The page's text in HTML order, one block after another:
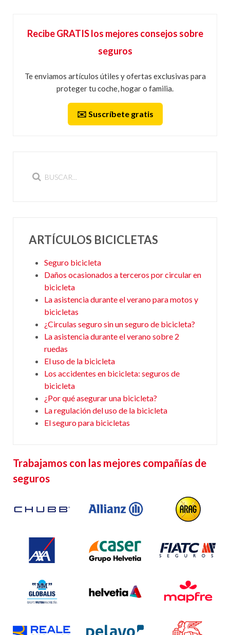
Recibe GRATIS los mejores consejos sobre
seguros
Te enviamos artículos útiles y ofertas exclusivas para
proteger tu coche, hogar o familia.
✉️ Suscríbete gratis
ARTÍCULOS BICICLETAS
Seguro bicicleta
Daños ocasionados a terceros por circular en
bicicleta
La asistencia durante el verano para motos y
bicicletas
¿Circulas seguro sin un seguro de bicicleta?
La asistencia durante el verano sobre 2
ruedas
El uso de la bicicleta
Los accidentes en bicicleta: seguros de
bicicleta
¿Por qué asegurar una bicicleta?
La regulación del uso de la bicicleta
El seguro para bicicletas
Trabajamos con las mejores compañías de
seguros